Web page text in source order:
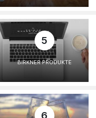
5
BIRKNER PRODUKTE
6